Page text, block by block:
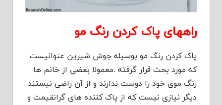
راههای پاک کردن رنگ مو
پاک کردن رنگ مو بوسیله جوش شیرین عنوانیست
که مورد بحث قرار گرفته .معمولا بعضی از خانم ها
رنگ موی خود را دوست ندارند و از آن راضی نیستند
دیگر نیازی نیست که از پاک کننده های گرانقیمت و